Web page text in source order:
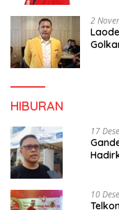
2
HIBURAN
17
10